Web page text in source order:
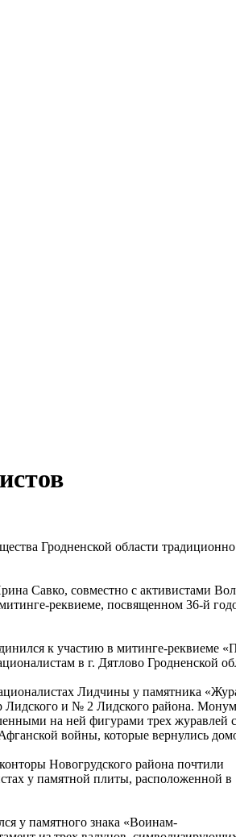
Гродненской области
Савко, совместно с активистами
реквиеме, посвященном 36-й
к участию в митинге-реквиеме
в г. Дятлово Гродненской
Лидчины у памятника
Лидского и № 2 Лидского района.
на ней фигурами трех журавлей
войны, которые вернулись
Новогрудского района почтили
у памятной плиты, расположенной в
у памятного знака «Воинам-